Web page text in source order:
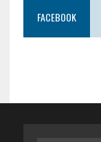
FACEBOOK